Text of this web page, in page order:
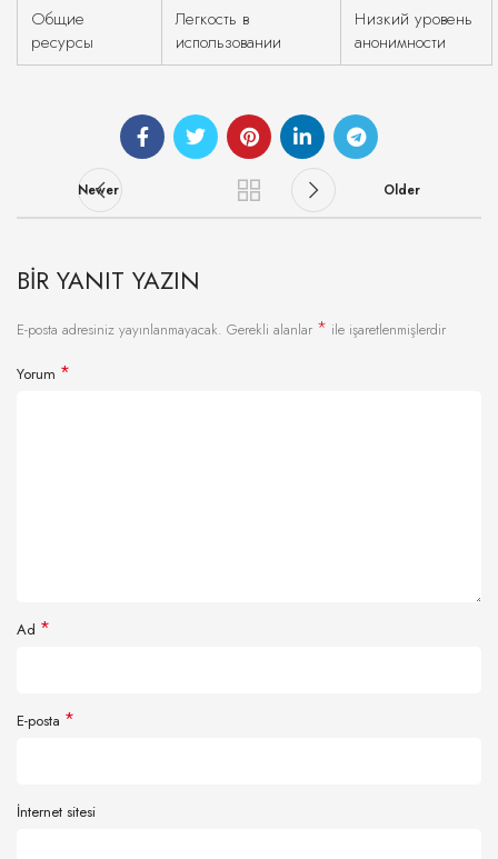
Общие
ресурсы
Легкость в
использовании
Низкий уровень
анонимности
Newer Older
BIR YANIT YAZIN
E-posta adresiniz yayınlanmayacak. Gerekli alanlar * ile işaretlenmişlerdir
Yorum *
Ad *
E-posta *
İnternet sitesi